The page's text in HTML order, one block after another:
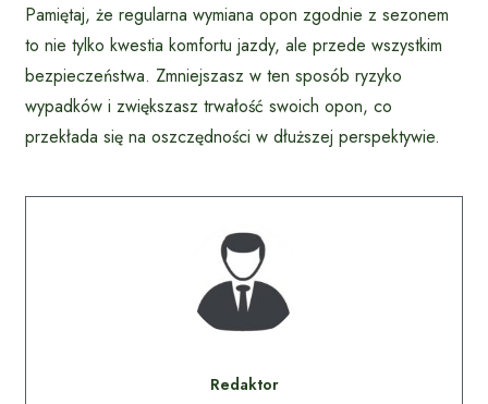
Pamiętaj, że regularna wymiana opon zgodnie z sezonem
to nie tylko kwestia komfortu jazdy, ale przede wszystkim
bezpieczeństwa. Zmniejszasz w ten sposób ryzyko
wypadków i zwiększasz trwałość swoich opon, co
przekłada się na oszczędności w dłuższej perspektywie.
Redaktor